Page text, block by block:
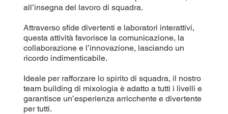
all’insegna del lavoro di squadra.
Attraverso sfide divertenti e laboratori interattivi,
questa attività favorisce la comunicazione, la
collaborazione e l’innovazione, lasciando un
ricordo indimenticabile.
Ideale per rafforzare lo spirito di squadra, il nostro
team building di mixologia è adatto a tutti i livelli e
garantisce un’esperienza arricchente e divertente
per tutti.